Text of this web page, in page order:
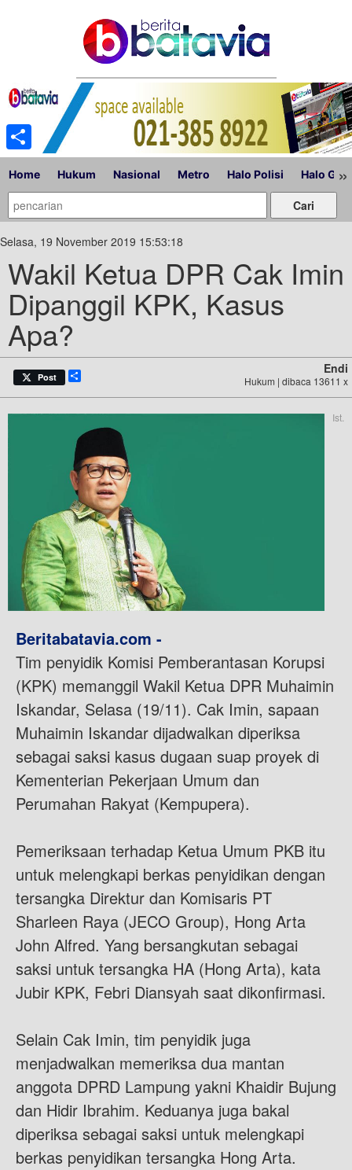
Home Hukum Nasional Metro Halo Polisi Halo »
Selasa, 19 November 2019 15:53:18
Wakil Ketua DPR Cak Imin
Dipanggil KPK, Kasus
Apa?
Post
Endi
Hukum | dibaca 13611 x
Ist.
Beritabatavia.com -
Tim penyidik Komisi Pemberantasan Korupsi
(KPK) memanggil Wakil Ketua DPR Muhaimin
Iskandar, Selasa (19/11). Cak Imin, sapaan
Muhaimin Iskandar dijadwalkan diperiksa
sebagai saksi kasus dugaan suap proyek di
Kementerian Pekerjaan Umum dan
Perumahan Rakyat (Kempupera).
Pemeriksaan terhadap Ketua Umum PKB itu
untuk melengkapi berkas penyidikan dengan
tersangka Direktur dan Komisaris PT
Sharleen Raya (JECO Group), Hong Arta
John Alfred. Yang bersangkutan sebagai
saksi untuk tersangka HA (Hong Arta), kata
Jubir KPK, Febri Diansyah saat dikonfirmasi.
Selain Cak Imin, tim penyidik juga
menjadwalkan memeriksa dua mantan
anggota DPRD Lampung yakni Khaidir Bujung
dan Hidir Ibrahim. Keduanya juga bakal
diperiksa sebagai saksi untuk melengkapi
berkas penyidikan tersangka Hong Arta.
Share